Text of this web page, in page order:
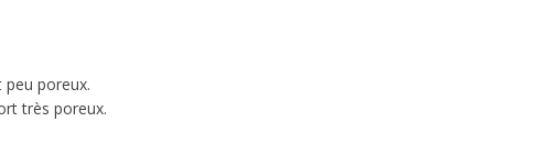
poreux.
très poreux.